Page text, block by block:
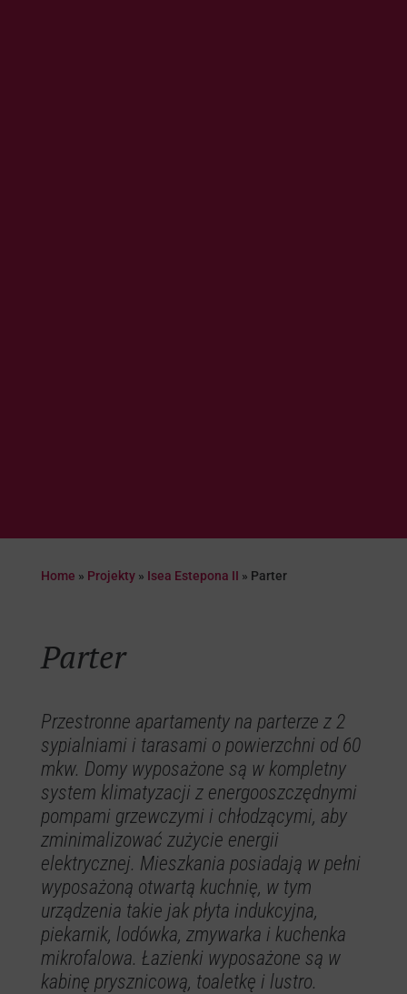
Home » Projekty» Isea Estepona II » Parter
Parter
Przestronne apartamenty na parterze z 2
sypialniami i tarasami o powierzchni od 60
mkw. Domy wyposażone są w kompletny
system klimatyzacji z energooszczędnymi
pompami grzewczymi i chłodzącymi, aby
zminimalizować zużycie energii
elektrycznej. Mieszkania posiadają w pełni
wyposażoną otwartą kuchnię, w tym
urządzenia takie jak płyta indukcyjna,
piekarnik, lodówka, zmywarka i kuchenka
mikrofalowa. Łazienki wyposażone są w
kabinę prysznicową, toaletkę i lustro.